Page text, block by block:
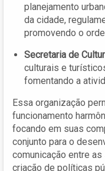
planejamento
da cidade,
promovendo o
Secretaria de
culturais e
fomentando a
Essa organização
funcionamento
focando em suas
conjunto para o
comunicação entre
criação de políticas